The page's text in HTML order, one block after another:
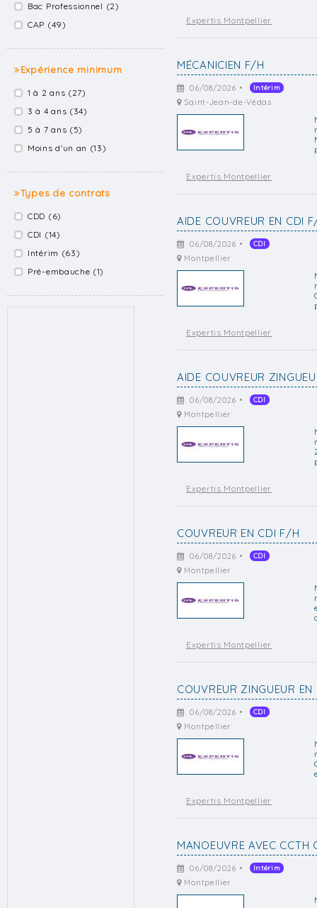
Bac Professionnel (2)
CAP (49)
Expérience minimum
1 à 2 ans (27)
3 à 4 ans (34)
5 à 7 ans (5)
Moins d'un an (13)
Types de contrats
CDD (6)
CDI (14)
Intérim (63)
Pré-embauche (1)
Expertis Montpellier
MÉCANICIEN F/H
06/08/2026 • Intérim
Saint-Jean-de-Védas
Expertis Montpellier
AIDE COUVREUR EN CDI
06/08/2026 • CDI
Montpellier
Expertis Montpellier
AIDE COUVREUR
06/08/2026 • CDI
Montpellier
Expertis Montpellier
COUVREUR EN CDI F/H
06/08/2026 • CDI
Montpellier
Expertis Montpellier
COUVREUR ZINGUEUR
06/08/2026 • CDI
Montpellier
Expertis Montpellier
MANOEUVRE AVEC CCTH
06/08/2026 • Intérim
Montpellier